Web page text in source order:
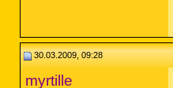
30.03.2009, 09:28
myrtille